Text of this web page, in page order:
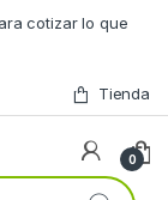
cotizar lo que
Tienda
0